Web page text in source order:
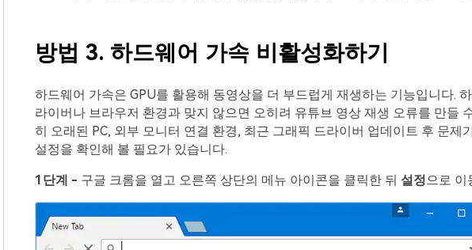
방법 3. 하드웨어 가속 비활성화하기
하드웨어 가속은 GPU를 활용해 동영상을 더 부드럽게 재생하는 기능입니다.
라이버나 브라우저 환경과 맞지 않으면 오히려 유튜브 영상 재생 오류를 만들
히 오래된 PC, 외부 모니터 연결 환경, 최근 그래픽 드라이버 업데이트 후 문제
설정을 확인해 볼 필요가 있습니다.
1단계 - 구글 크롬을 열고 오른쪽 상단의 메뉴 아이콘을 클릭한 뒤 설정으로 이